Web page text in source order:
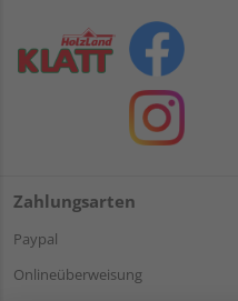
Zahlungsarten
Paypal
Onlineüberweisung